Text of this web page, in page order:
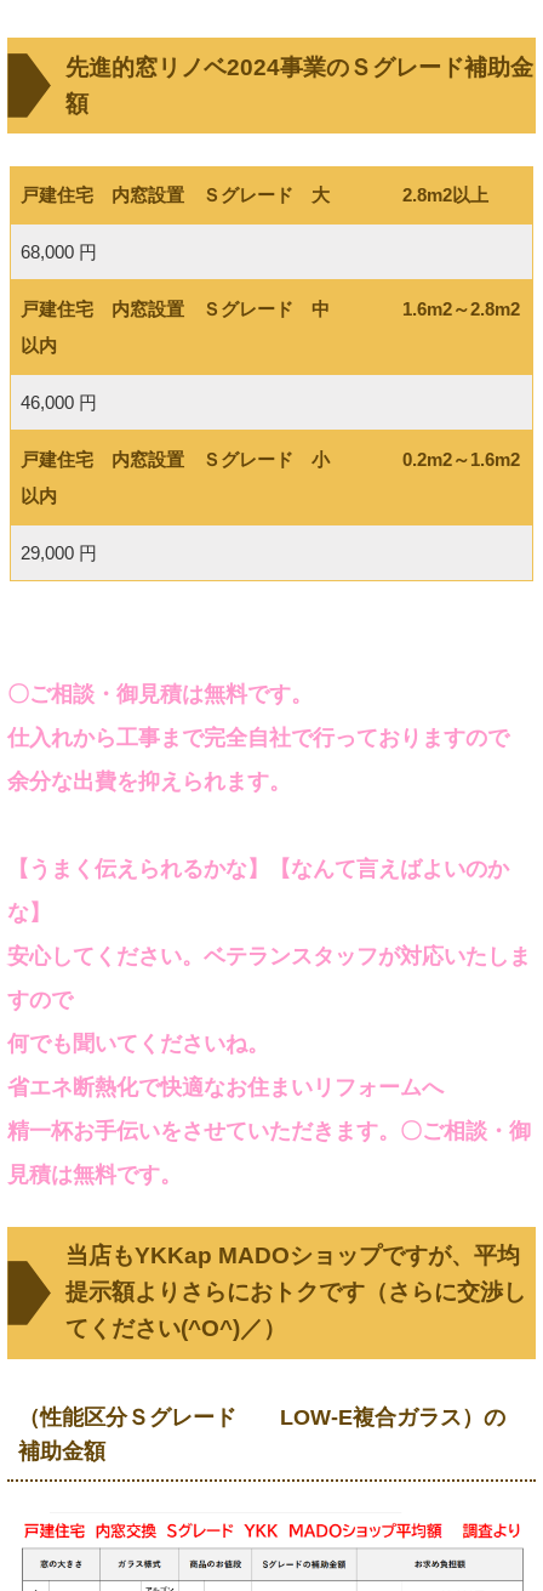
先進的窓リノベ2024事業のＳグレード補助金
額
戸建住宅 内窓設置 Ｓグレード 大 2.8m2以上
68,000 円
戸建住宅 内窓設置 Ｓグレード 中 1.6m2～2.8m2
以内
46,000 円
戸建住宅 内窓設置 Ｓグレード 小 0.2m2～1.6m2
以内
29,000 円
〇ご相談・御見積は無料です。
仕入れから工事まで完全自社で行っておりますので
余分な出費を抑えられます。
【うまく伝えられるかな】【なんて言えばよいのか
な】
安心してください。ベテランスタッフが対応いたしま
すので
何でも聞いてくださいね。
省エネ断熱化で快適なお住まいリフォームへ
精一杯お手伝いをさせていただきます。〇ご相談・御
見積は無料です。
当店もYKKap MADOショップですが、平均
提示額よりさらにおトクです（さらに交渉し
てください(^O^)／）
（性能区分Ｓグレード LOW-E複合ガラス）の
補助金額